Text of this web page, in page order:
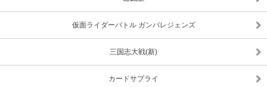
仮面ライダーバトル ガンバレジェンズ
三国志大戦(新)
カードサプライ